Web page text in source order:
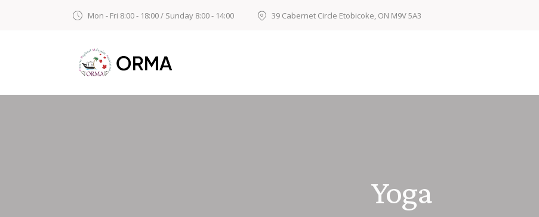
Mon - Fri 8:00 - 18:00 / Sunday 8:00 - 14:00 39 Cabernet Circle Etobicoke, ON M9V 5A3
Yoga